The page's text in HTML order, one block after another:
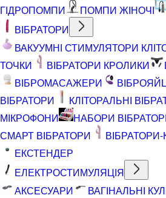
ГІДРОПОМПИ
ПОМПИ ЖІНОЧІ
ВІБРАТОРИ
ВАКУУМНІ СТИМУЛЯТОРИ
ТОЧКИ
ВІБРАТОРИ КРОЛИКИ
ВІБРОМАСАЖЕРИ
ВІБРАТОРИ
КЛІТОРАЛЬНІ
МІКРОФОНИ
НАБОРИ
СМАРТ ВІБРАТОРИ
ЕКСТЕНДЕР
ЕЛЕКТРОСТИМУЛЯЦІЯ
АКСЕСУАРИ
ВАГІНАЛЬНІ